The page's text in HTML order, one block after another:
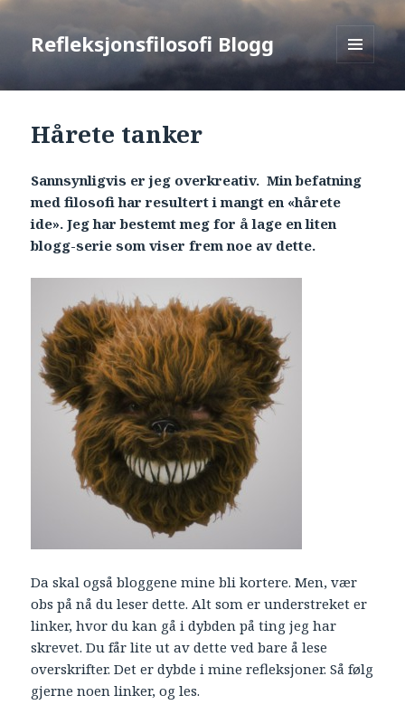
Refleksjonsfilosofi Blogg
Hårete tanker
Sannsynligvis er jeg overkreativ. Min befatning
med filosofi har resultert i mangt en «hårete
ide». Jeg har bestemt meg for å lage en liten
blogg-serie som viser frem noe av dette.
Da skal også bloggene mine bli kortere. Men, vær
obs på nå du leser dette. Alt som er understreket er
linker, hvor du kan gå i dybden på ting jeg har
skrevet. Du får lite ut av dette ved bare å lese
overskrifter. Det er dybde i mine refleksjoner. Så følg
gjerne noen linker, og les.